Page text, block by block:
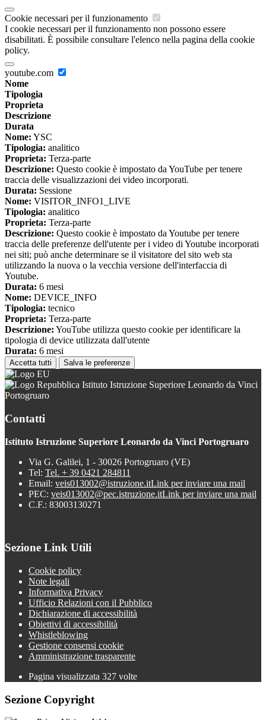
Cookie necessari per il funzionamento
I cookie necessari per il funzionamento non possono essere
disabilitati. È possibile consultare l'elenco nella pagina della cookie
policy.
youtube.com
Nome
Tipologia
Proprieta
Descrizione
Durata
Nome: YSC
Tipologia: analitico
Proprieta: Terza-parte
Descrizione: Questo cookie è impostato da YouTube per tenere
traccia delle visualizzazioni dei video incorporati.
Durata: Sessione
Nome: VISITOR_INFO1_LIVE
Tipologia: analitico
Proprieta: Terza-parte
Descrizione: Questo cookie è impostato da Youtube per tenere
traccia delle preferenze dell'utente per i video di Youtube incorporati
nei siti; può anche determinare se il visitatore del sito web sta
utilizzando la nuova o la vecchia versione dell'interfaccia di
Youtube.
Durata: 6 mesi
Nome: DEVICE_INFO
Tipologia: tecnico
Proprieta: Terza-parte
Descrizione: YouTube utilizza questo cookie per identificare la
tipologia di device utilizzata dall'utente
Durata: 6 mesi
Accetta tutti Salva le preferenze
Istituto Istruzione Superiore Leonardo da Vinci
Portogruaro
Contatti
Istituto Istruzione Superiore Leonardo da Vinci Portogruaro
Via G. Galilei, 1 - 30026 Portogruaro (VE)
Tel: Tel. + 39 0421 284811
Email: veis013002@istruzione.itLink per inviare una mail
PEC: veis013002@pec.istruzione.itLink per inviare una mail
C.F.: 83003130271
Sezione Link Utili
Cookie policy
Note legali
Informativa Privacy
Ufficio Relazioni con il Pubblico
Dichiarazione di accessibilità
Obiettivi di accessibilità
Whistleblowing
Gestione consensi cookie
Amministrazione trasparente
Pagina visualizzata 327 volte
Sezione Copyright